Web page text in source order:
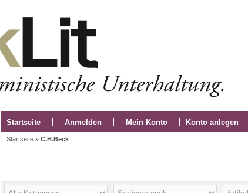
Startseite Anmelden Mein Konto Konto anlegen
Startseite » C.H.Beck